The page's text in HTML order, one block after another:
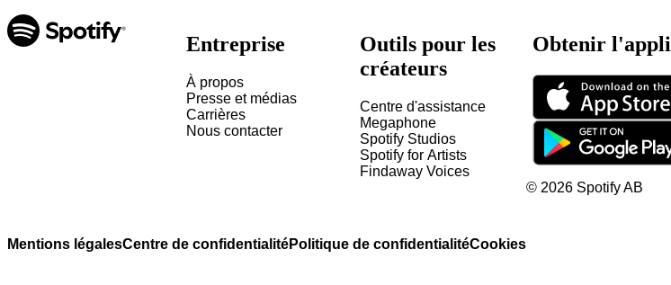
Entreprise
À propos
Presse et médias
Carrières
Nous contacter
Outils pour les
créateurs
Centre d'assistance
Megaphone
Spotify Studios
Spotify for Artists
Findaway Voices
Obtenir l'appli
Mentions légalesCentre de confidentialitéPolitique de confidentialitéCookies
© 2026 Spotify AB